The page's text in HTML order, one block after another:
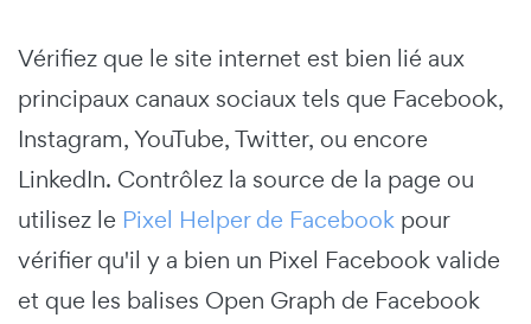
Vérifiez que le site internet est bien lié aux
principaux canaux sociaux tels que Facebook,
Instagram, YouTube, Twitter, ou encore
LinkedIn. Contrôlez la source de la page ou
utilisez le Pixel Helper de Facebook pour
vérifier qu'il y a bien un Pixel Facebook valide
et que les balises Open Graph de Facebook